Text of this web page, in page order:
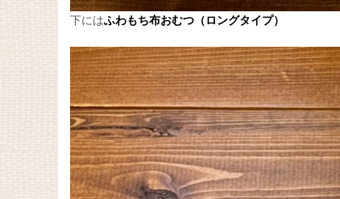
下にはふわもち布おむつ（ロングタイプ）